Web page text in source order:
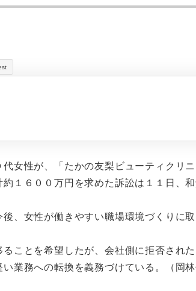
女性が、「たかの友梨ビューティクリ
１６００万円を求めた訴訟は１１日、
、女性が働きやすい職場環境づくりに
ことを希望したが、会社側に拒否され
業務への転換を義務づけている。（岡